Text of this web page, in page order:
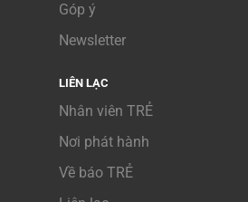
Góp ý
Newsletter
LIÊN LẠC
Nhân viên TRẺ
Nơi phát hành
Về báo TRẺ